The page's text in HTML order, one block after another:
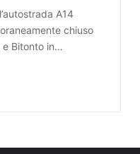
A14
chiuso
e Bitonto in…